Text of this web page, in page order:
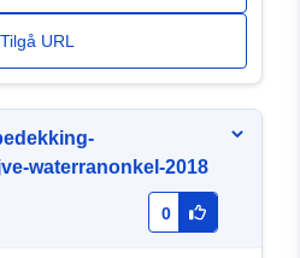
Tilgå URL
waterranonkel-2018
0